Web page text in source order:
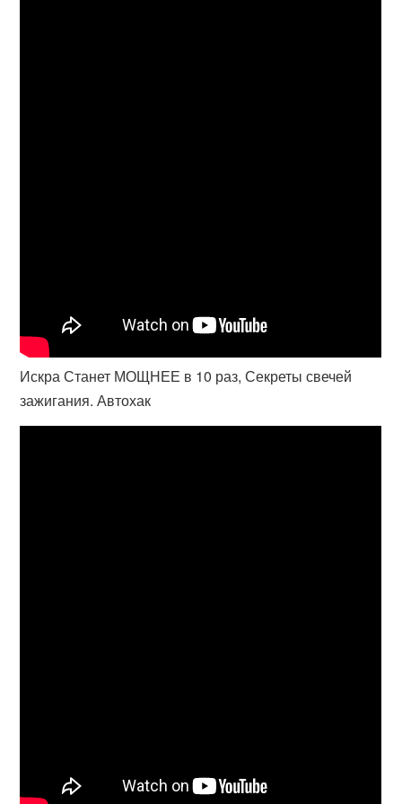
Искра Станет МОЩНЕЕ в 10 раз, Секреты свечей
зажигания. Автохак